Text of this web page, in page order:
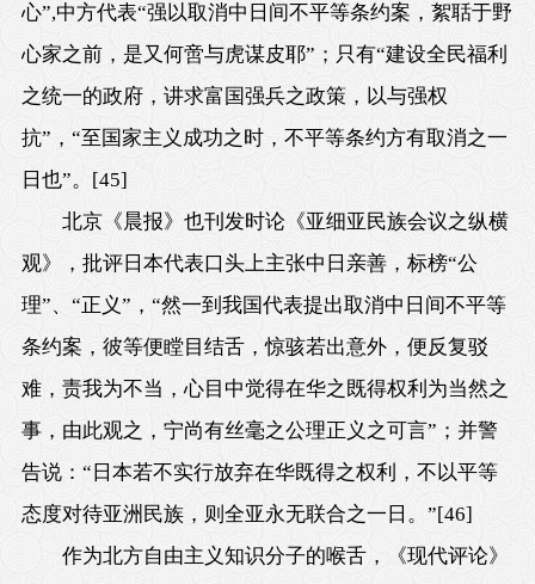
心”,中方代表“强以取消中日间不平等条约案，絮聒于野
心家之前，是又何啻与虎谋皮耶”；只有“建设全民福利
之统一的政府，讲求富国强兵之政策，以与强权
抗”，“至国家主义成功之时，不平等条约方有取消之一
日也”。
[45]
北京《晨报》也刊发时论《亚细亚民族会议之纵横
观》，批评日本代表口头上主张中日亲善，标榜“公
理”、“正义”，“然一到我国代表提出取消中日间不平等
条约案，彼等便瞠目结舌，惊骇若出意外，便反复驳
难，责我为不当，心目中觉得在华之既得权利为当然之
事，由此观之，宁尚有丝毫之公理正义之可言”；并警
告说：“日本若不实行放弃在华既得之权利，不以平等
态度对待亚洲民族，则全亚永无联合之一日。”[46]
作为北方自由主义知识分子的喉舌，《现代评论》